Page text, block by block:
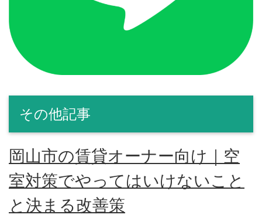
その他記事
岡山市の賃貸オーナー向け｜空
室対策でやってはいけないこと
と決まる改善策